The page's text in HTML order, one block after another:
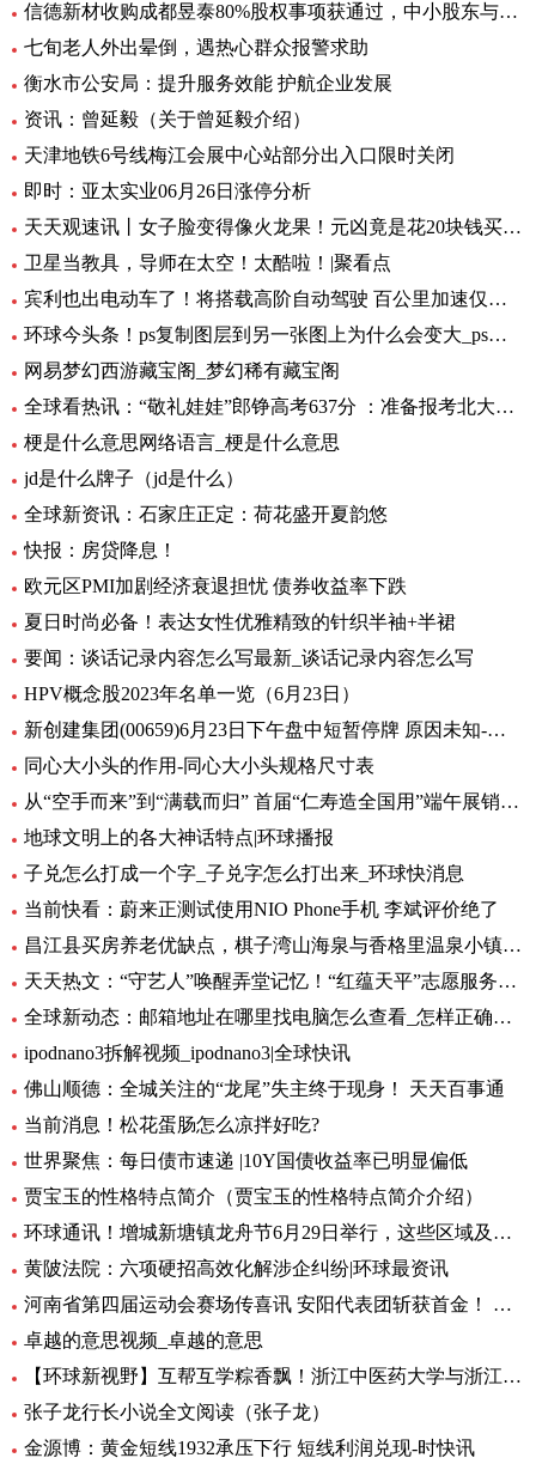
信德新材收购成都昱泰80%股权事项获通过，中小股东与大股东存分歧
七旬老人外出晕倒，遇热心群众报警求助
衡水市公安局：提升服务效能 护航企业发展
资讯：曾延毅（关于曾延毅介绍）
天津地铁6号线梅江会展中心站部分出入口限时关闭
即时：亚太实业06月26日涨停分析
天天观速讯丨女子脸变得像火龙果！元凶竟是花20块钱买的……
卫星当教具，导师在太空！太酷啦！|聚看点
宾利也出电动车了！将搭载高阶自动驾驶 百公里加速仅需1.5秒 全球要闻
环球今头条！ps复制图层到另一张图上为什么会变大_ps复制图层到另一张图
网易梦幻西游藏宝阁_梦幻稀有藏宝阁
全球看热讯：“敬礼娃娃”郎铮高考637分 ：准备报考北大，未来做公务员为人民服务
梗是什么意思网络语言_梗是什么意思
jd是什么牌子（jd是什么）
全球新资讯：石家庄正定：荷花盛开夏韵悠
快报：房贷降息！
欧元区PMI加剧经济衰退担忧 债券收益率下跌
夏日时尚必备！表达女性优雅精致的针织半袖+半裙
要闻：谈话记录内容怎么写最新_谈话记录内容怎么写
HPV概念股2023年名单一览（6月23日）
新创建集团(00659)6月23日下午盘中短暂停牌 原因未知-环球热闻
同心大小头的作用-同心大小头规格尺寸表
从“空手而来”到“满载而归” 首届“仁寿造全国用”端午展销会开幕_全球观天下
地球文明上的各大神话特点|环球播报
子兑怎么打成一个字_子兑字怎么打出来_环球快消息
当前快看：蔚来正测试使用NIO Phone手机 李斌评价绝了
昌江县买房养老优缺点，棋子湾山海泉与香格里温泉小镇养老生活成本对比！-全球今亮点
天天热文：“守艺人”唤醒弄堂记忆！“红蕴天平”志愿服务营造项目启动
全球新动态：邮箱地址在哪里找电脑怎么查看_怎样正确填写邮箱地址
ipodnano3拆解视频_ipodnano3|全球快讯
佛山顺德：全城关注的“龙尾”失主终于现身！ 天天百事通
当前消息！松花蛋肠怎么凉拌好吃?
世界聚焦：每日债市速递 |10Y国债收益率已明显偏低
贾宝玉的性格特点简介（贾宝玉的性格特点简介介绍）
环球通讯！增城新塘镇龙舟节6月29日举行，这些区域及路段将有交通管制
黄陂法院：六项硬招高效化解涉企纠纷|环球最资讯
河南省第四届运动会赛场传喜讯 安阳代表团斩获首金！ 环球新要闻
卓越的意思视频_卓越的意思
【环球新视野】互帮互学粽香飘！浙江中医药大学与浙江商职院国际学生共度端午
张子龙行长小说全文阅读（张子龙）
金源博：黄金短线1932承压下行 短线利润兑现-时快讯